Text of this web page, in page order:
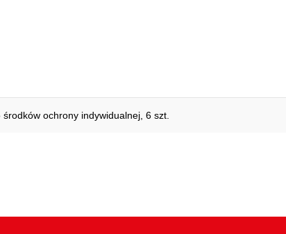
środków ochrony indywidualnej, 6 szt.